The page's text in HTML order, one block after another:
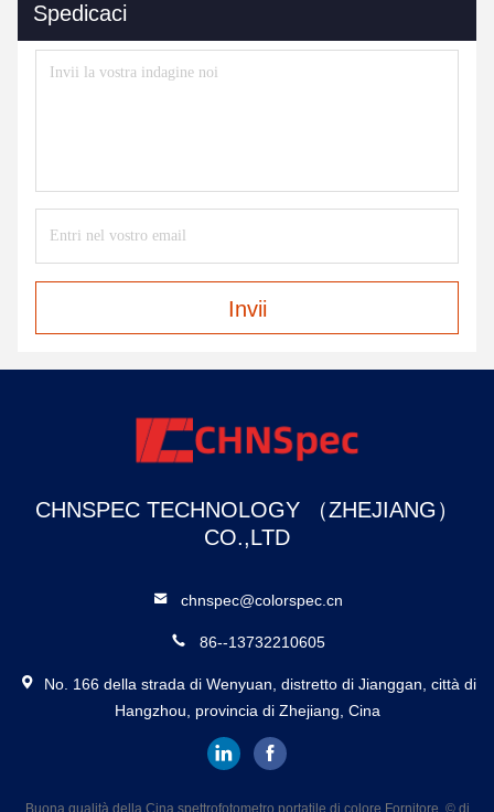
Spedicaci
Invii
CHNSPEC TECHNOLOGY （ZHEJIANG）
CO.,LTD
chnspec@colorspec.cn
86--13732210605
No. 166 della strada di Wenyuan, distretto di Jianggan, città di
Hangzhou, provincia di Zhejiang, Cina